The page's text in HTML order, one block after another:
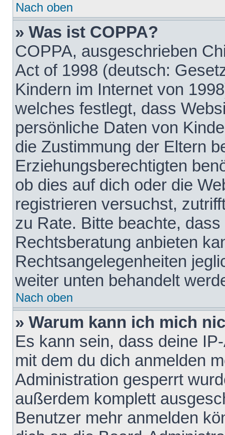
Nach oben
» Was ist COPPA?
COPPA, ausgeschrieben
Act of 1998 (deutsch:
Kindern im Internet von
welches festlegt, dass
persönliche Daten von
die Zustimmung der Eltern
Erziehungsberechtigten
ob dies auf dich oder die
registrieren versuchst,
zu Rate. Bitte beachte,
Rechtsberatung anbieten
Rechtsangelegenheiten
weiter unten behandelt
Nach oben
» Warum kann ich mich
Es kann sein, dass deine
mit dem du dich anmelden
Administration gesperrt
außerdem komplett
Benutzer mehr anmelden